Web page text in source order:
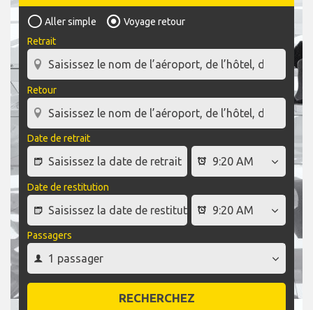
Aller simple
Voyage retour
Retrait
Retour
Date de retrait
Date de restitution
Passagers
RECHERCHEZ